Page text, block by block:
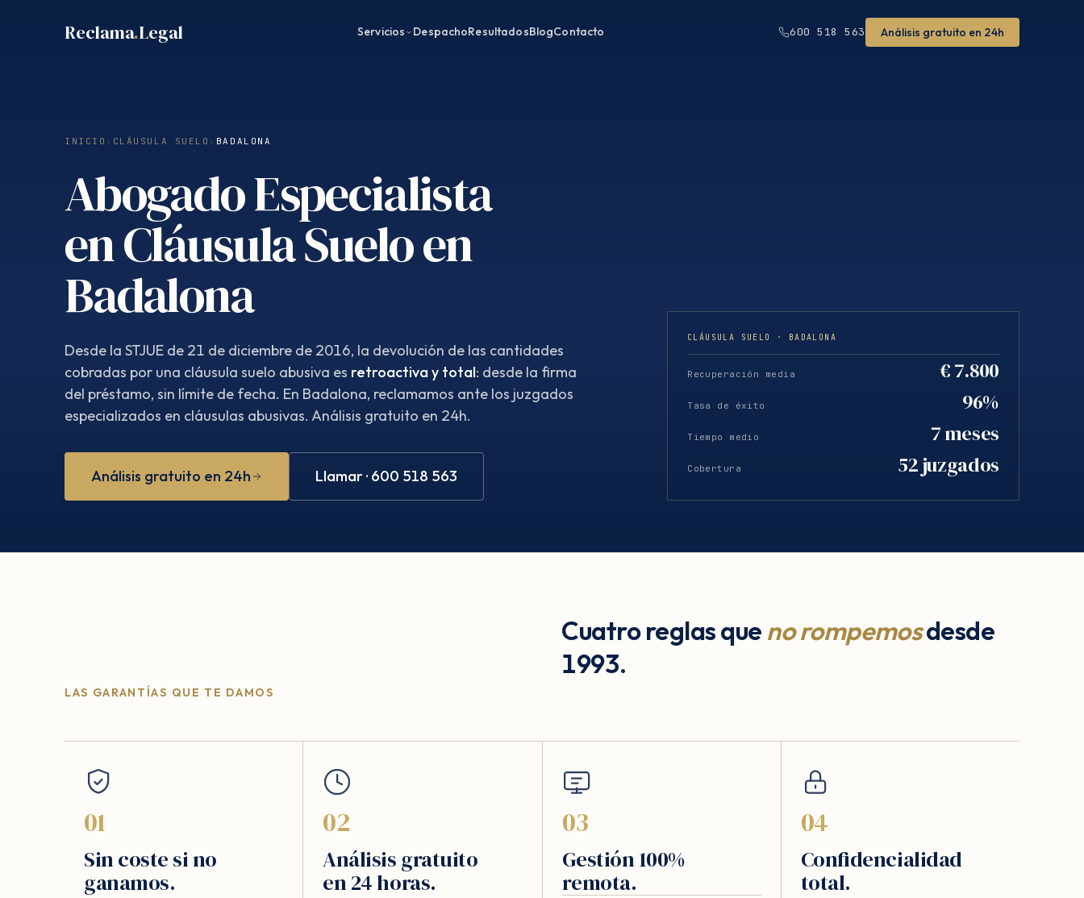
Reclama.Legal Servicios DespachoResultadosBlogContacto 600 518 563 Análisis gratuito en 24h
INICIO › CLÁUSULA SUELO › BADALONA
Abogado Especialista
en Cláusula Suelo en
Badalona
Desde la STJUE de 21 de diciembre de 2016, la devolución de las cantidades
cobradas por una cláusula suelo abusiva es retroactiva y total: desde la firma
del préstamo, sin límite de fecha. En Badalona, reclamamos ante los juzgados
especializados en cláusulas abusivas. Análisis gratuito en 24h.
Análisis gratuito en 24h Llamar · 600 518 563
CLÁUSULA SUELO · BADALONA
Recuperación media € 7.800
Tasa de éxito 96%
Tiempo medio 7 meses
Cobertura 52 juzgados
LAS GARANTÍAS QUE TE DAMOS
Cuatro reglas que no rompemosdesde
1993.
01
Sin coste si no
ganamos.
02
Análisis gratuito
en 24 horas.
03
Gestión 100%
remota.
04
Confidencialidad
total.